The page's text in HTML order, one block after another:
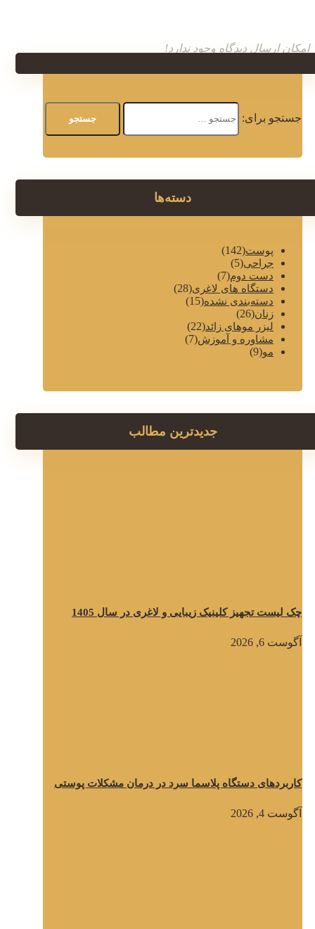
امکان ارسال دیدگاه وجود ندارد!
جستجو برای:
دسته‌ها
پوست(142)
جراحی(5)
دست دوم(7)
دستگاه های لاغری(28)
دسته‌بندی نشده(15)
زنان(26)
لیزر موهای زائد(22)
مشاوره و آموزش(7)
مو(9)
جدیدترین مطالب
چک لیست تجهیز کلینیک زیبایی و لاغری در سال 1405
آگوست 6, 2026
کاربردهای دستگاه پلاسما سرد در درمان مشکلات پوستی
آگوست 4, 2026